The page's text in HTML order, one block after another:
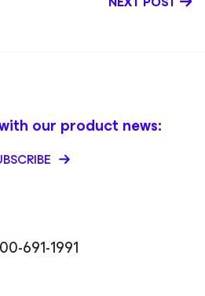
691-1991
our product news: